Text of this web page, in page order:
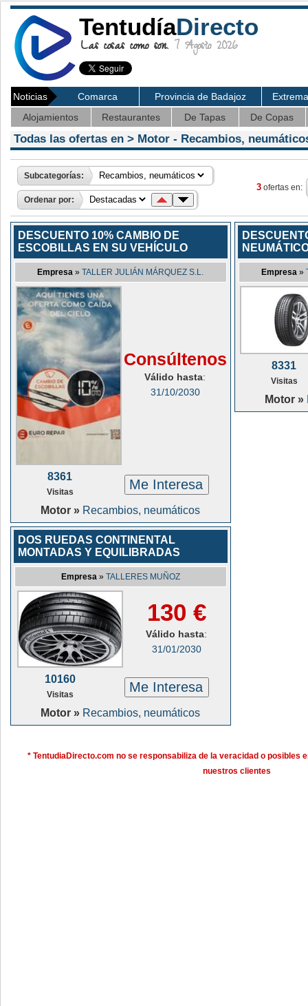
TentudíaDirecto
Las cosas como son. 7 Agosto 2026
Noticias Comarca Provincia de Badajoz
Alojamientos
Restaurantes De Tapas De Copas
Todas las ofertas en > Motor - Recambios,
Subcategorías:
Ordenar por:
3 ofertas en:
DESCUENTO 10% CAMBIO DE
ESCOBILLAS EN SU VEHÍCULO
Empresa »TALLER JULIÁN MÁRQUEZ S.L.
Consúltenos
Válido hasta:
31/10/2030
8361
Visitas Me Interesa
Motor » Recambios, neumáticos
Empresa »
8331
Visitas
Motor »
DOS RUEDAS CONTINENTAL
MONTADAS Y EQUILIBRADAS
Empresa » TALLERES MUÑOZ
130 €
Válido hasta:
31/01/2030
10160
Visitas Me Interesa
Motor » Recambios, neumáticos
* TentudiaDirecto.com no se responsabiliza de la veracidad o posibles
nuestros clientes